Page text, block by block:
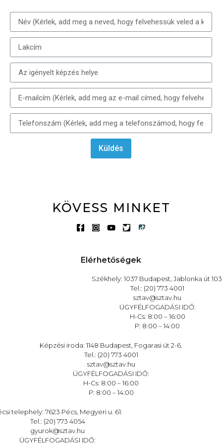
Küldés
KÖVESS MINKET
Elérhetőségek
Székhely: 1037 Budapest, Jablonka út
Tel.: (20) 773 4001
sztav@sztav.hu
ÜGYFÉLFOGADÁSI IDŐ:
H-Cs: 8:00 – 16:00
P: 8:00 – 14:00
Képzési iroda: 1148 Budapest, Fogarasi út 2-6.
Tel.: (20) 773 4001
sztav@sztav.hu
ÜGYFÉLFOGADÁSI IDŐ:
H-Cs: 8:00 – 16:00
P: 8:00 – 14:00
telephely: 7623 Pécs, Megyeri u. 61.
Tel.: (20) 773 4054
gyurok@sztav.hu
ÜGYFÉLFOGADÁSI IDŐ: